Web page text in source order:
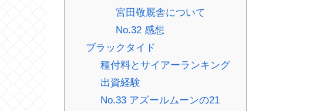
宮田敬厩舎について
No.32 感想
ブラックタイド
種付料とサイアーランキング
出資経験
No.33 アズールムーンの21